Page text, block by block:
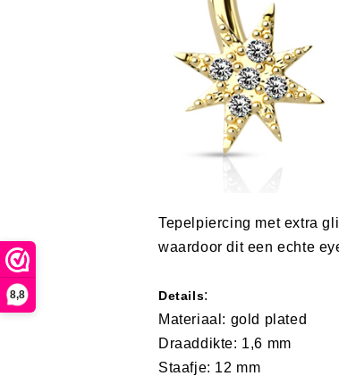
8,8
Tepelpiercing met extra
waardoor dit een echte
Details:
Materiaal: gold plated
Draaddikte: 1,6 mm
Staafje: 12 mm